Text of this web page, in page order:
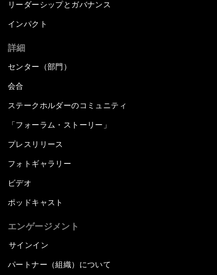
What If: Our Virtual Life Overtakes Our Physical
Reality?
Scientific China
Issue Briefing: Navigating the Gig Economy
New Normal, New Concept, New Engines
Human vs Machine: The Significance of
Cybercrime?
リーダーシップとガバナンス
インパクト
詳細
センター（部門）
会合
ステークホルダーのコミュニティ
「フォーラム・ストーリー」
プレスリリース
フォトギャラリー
ビデオ
ポッドキャスト
エンゲージメント
サインイン
パートナー（組織）について